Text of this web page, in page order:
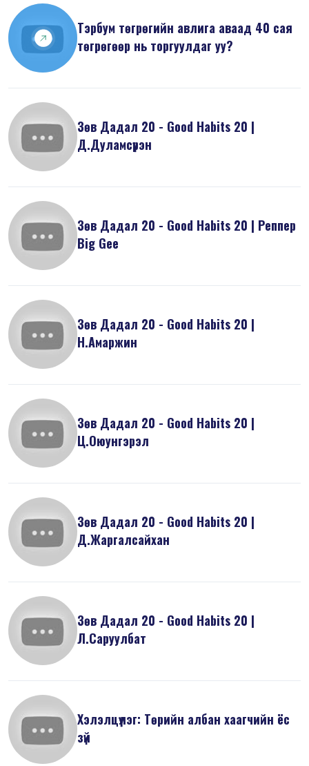
Тэрбум төгрөгийн авлига аваад 40 сая
төгрөгөөр нь торгуулдаг уу?
Зөв Дадал 20 - Good Habits 20 |
Д.Дуламсүрэн
Зөв Дадал 20 - Good Habits 20 | Реппер
Big Gee
Зөв Дадал 20 - Good Habits 20 |
Н.Амаржин
Зөв Дадал 20 - Good Habits 20 |
Ц.Оюунгэрэл
Зөв Дадал 20 - Good Habits 20 |
Д.Жаргалсайхан
Зөв Дадал 20 - Good Habits 20 |
Л.Саруулбат
Хэлэлцүүлэг: Төрийн албан хаагчийн ёс
зүй